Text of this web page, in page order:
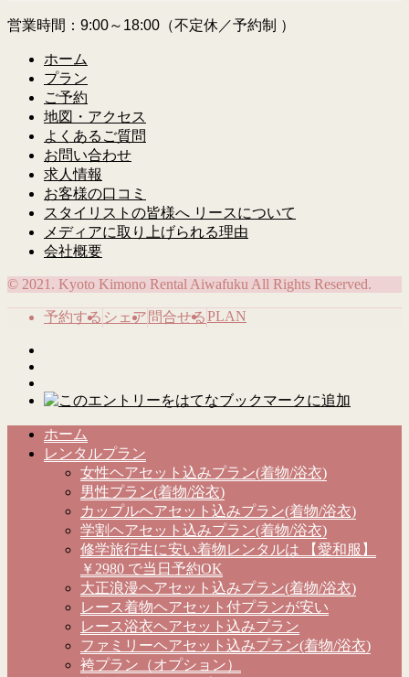
営業時間：9:00～18:00（不定休／予約制 ）
ホーム
プラン
ご予約
地図・アクセス
よくあるご質問
お問い合わせ
求人情報
お客様の口コミ
スタイリストの皆様へ リースについて
メディアに取り上げられる理由
会社概要
© 2021. Kyoto Kimono Rental Aiwafuku All Rights Reserved.
予約する シェア 問合せるPLAN
ホーム
レンタルプラン
女性ヘアセット込みプラン(着物/浴衣)
男性プラン(着物/浴衣)
カップルヘアセット込みプラン(着物/浴衣)
学割ヘアセット込みプラン(着物/浴衣)
修学旅行生に安い着物レンタルは 【愛和服】
￥2980 で当日予約OK
大正浪漫ヘアセット込みプラン(着物/浴衣)
レース着物ヘアセット付プランが安い
レース浴衣ヘアセット込みプラン
ファミリーヘアセット込みプラン(着物/浴衣)
袴プラン（オプション）